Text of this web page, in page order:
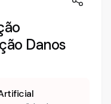
Danos